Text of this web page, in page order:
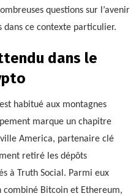
questions sur l’avenir
dans ce contexte particulier.
dans le
habitué aux montagnes
marque un chapitre
America, partenaire clé
retiré les dépôts
à Truth Social. Parmi eux
combiné Bitcoin et Ethereum,